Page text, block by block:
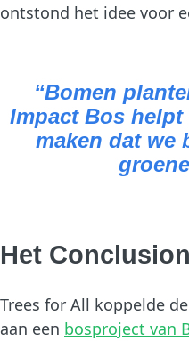
ontstond het idee voor
“Bomen
Impact Bos
maken dat we
Het
Trees for All koppelde
aan een bosproject van